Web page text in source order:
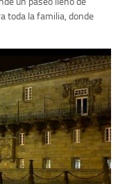
toda la familia, donde